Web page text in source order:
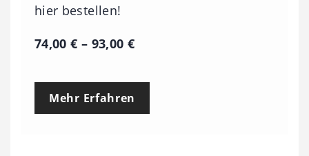
hier bestellen!
74,00€ – 93,00 €P
e
Mehr Erfahren